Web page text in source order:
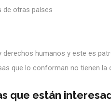
otras países
derechos humanos y este es
que lo conforman no tienen
que están